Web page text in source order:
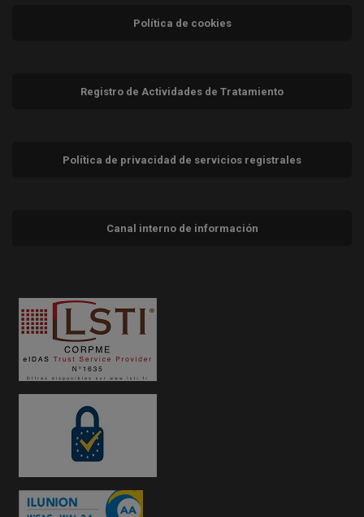
Política de cookies
Registro de Actividades de Tratamiento
Política de privacidad de servicios registrales
Canal interno de información